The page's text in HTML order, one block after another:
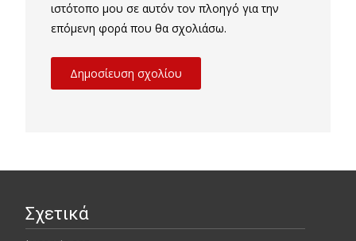
ιστότοπο μου σε αυτόν τον πλοηγό για την
επόμενη φορά που θα σχολιάσω.
Σχετικά